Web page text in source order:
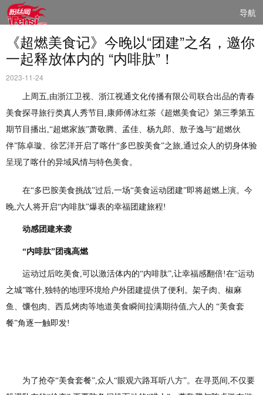
导航
《超燃美食记》今晚以“团建”之名，邀你
一起释放体内的 “内啡肽”！
2023-11-24
上周五,由浙江卫视、浙江视通文化传播有限公司联合出品的青春
美食探寻旅行类真人秀节目,康师傅冰红茶《超燃美食记》第三季第五
期节目播出,“超燃家族”萧敬腾、孟佳、杨九郎、敖子逸与“超燃伙
伴”陈卓璇、徐艺洋开启了喀什“多巴胺美食”之旅,通过众人的切身体验
呈现了喀什的异域风情与特色美食。
在“多巴胺美食挑战”过后,一场“美食运动团建”即将超燃上演。今
晚,六人将开启“内啡肽”爆表的幸福团建旅程!
动感团建来袭
“内啡肽”团魂高燃
运动过后吃美食,可以激活体内的“内啡肽”,让幸福感翻倍!在“运动
之城”喀什,独特的地理环境给户外团建提供了便利。架子肉、椒麻
鱼、馕包肉、西瓜烤肉等地道美食瞬间拉满期待值,六人的 “美食套
餐”角逐一触即发!
为了抢夺“美食套餐”,众人“眼观六路耳听八方”。在寻觅间,不仅要